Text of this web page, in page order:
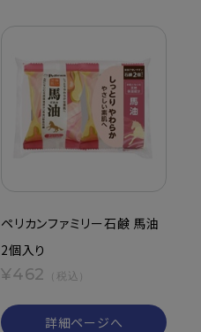
ペリカンファミリー石鹸 馬油
2個入り
¥462 （税込）
詳細ページへ